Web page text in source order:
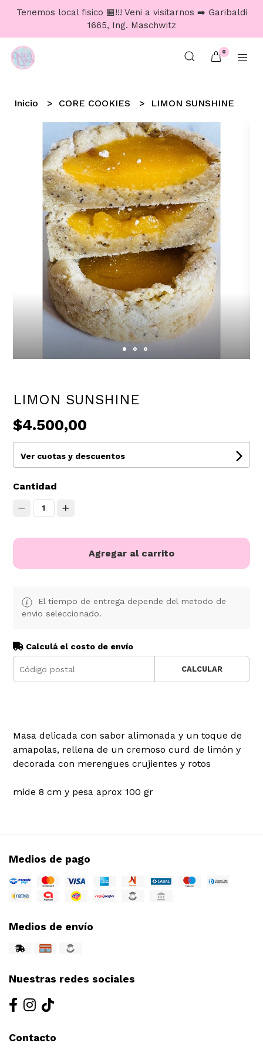
Tenemos local fisico 🏪!!! Veni a visitarnos ➡️ Garibaldi
1665, Ing. Maschwitz
0
Inicio CORE COOKIES LIMON SUNSHINE
LIMON SUNSHINE
$4.500,00
Ver cuotas y descuentos
Cantidad
1
Agregar al carrito
El tiempo de entrega depende del metodo de
envio seleccionado.
Calculá el costo de envío
CALCULAR
Masa delicada con sabor alimonada y un toque de
amapolas, rellena de un cremoso curd de limón y
decorada con merengues crujientes y rotos
mide 8 cm y pesa aprox 100 gr
Medios de pago
Medios de envío
Nuestras redes sociales
Contacto